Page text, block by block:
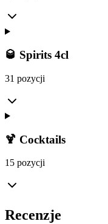
🥃 Spirits 4cl
31 pozycji
🍹 Cocktails
15 pozycji
Recenzje